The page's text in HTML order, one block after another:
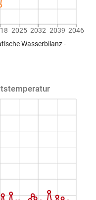
2025 2032 2039 2046
Wasserbilanz -